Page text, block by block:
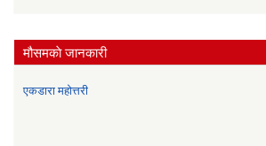
मौसमकाे जानकारी
एकडारा महोत्तरी